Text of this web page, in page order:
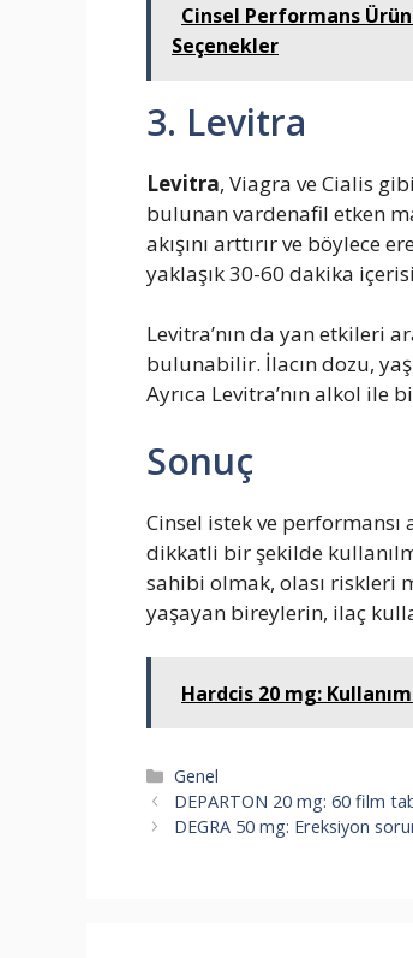
Cinsel Performans
Seçenekler
3. Levitra
Levitra, Viagra ve Cialis
bulunan vardenafil etken
akışını arttırır ve böylece
yaklaşık 30-60 dakika
Levitra’nın da yan etkileri
bulunabilir. İlacın dozu,
Ayrıca Levitra’nın alkol ile
Sonuç
Cinsel istek ve
dikkatli bir şekilde
sahibi olmak, olası riskleri
yaşayan bireylerin, ilaç
Hardcis 20 mg:
Kategoriler
Genel
DEPARTON 20 mg: 60 film
DEGRA 50 mg: Ereksiyon